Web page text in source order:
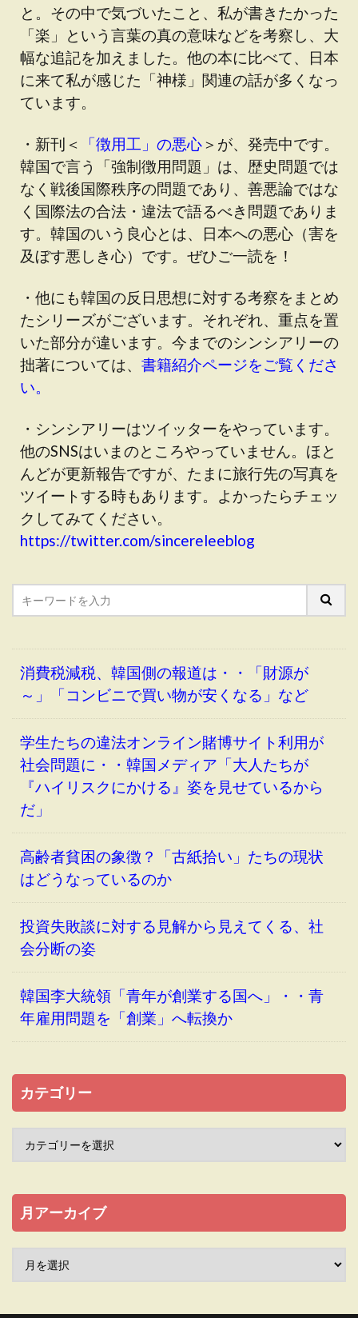
と。その中で気づいたこと、私が書きたかった
「楽」という言葉の真の意味などを考察し、大
幅な追記を加えました。他の本に比べて、日本
に来て私が感じた「神様」関連の話が多くなっ
ています。
・新刊＜ 「徴用工」の悪心＞が、発売中です。
韓国で言う「強制徴用問題」は、歴史問題では
なく戦後国際秩序の問題であり、善悪論ではな
く国際法の合法・違法で語るべき問題でありま
す。韓国のいう良心とは、日本への悪心（害を
及ぼす悪しき心）です。ぜひご一読を！
・他にも韓国の反日思想に対する考察をまとめ
たシリーズがございます。それぞれ、重点を置
いた部分が違います。今までのシンシアリーの
拙著については、 書籍紹介ページをご覧くださ
い。
・シンシアリーはツイッターをやっています。
他のSNSはいまのところやっていません。ほと
んどが更新報告ですが、たまに旅行先の写真を
ツイートする時もあります。よかったらチェッ
クしてみてください。
https://twitter.com/sincereleeblog
消費税減税、韓国側の報道は・・「財源が
～」「コンビニで買い物が安くなる」など
学生たちの違法オンライン賭博サイト利用が
社会問題に・・韓国メディア「大人たちが
『ハイリスクにかける』姿を見せているから
だ」
高齢者貧困の象徴？「古紙拾い」たちの現状
はどうなっているのか
投資失敗談に対する見解から見えてくる、社
会分断の姿
韓国李大統領「青年が創業する国へ」・・青
年雇用問題を「創業」へ転換か
カテゴリー
月アーカイブ